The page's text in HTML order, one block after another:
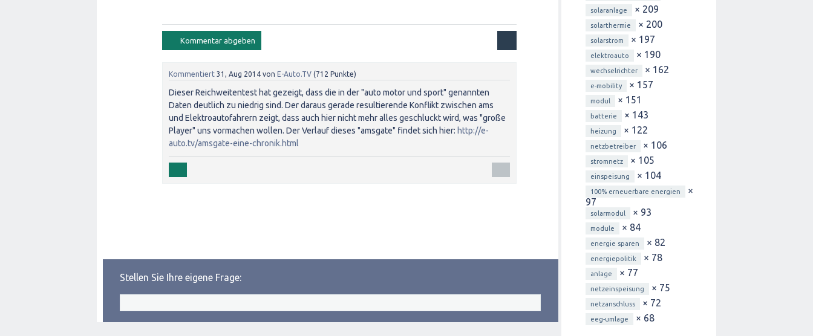
Kommentiert 31, Aug 2014 von E-Auto.TV (712 Punkte)
Dieser Reichweitentest hat gezeigt, dass die in der "auto motor und sport" genannten
Daten deutlich zu niedrig sind. Der daraus gerade resultierende Konflikt zwischen ams
und Elektroautofahrern zeigt, dass auch hier nicht mehr alles geschluckt wird, was "große
Player" uns vormachen wollen. Der Verlauf dieses "amsgate" findet sich hier: http://e-
auto.tv/amsgate-eine-chronik.html
Stellen Sie Ihre eigene Frage:
solaranlage × 209
solarthermie × 200
solarstrom × 197
elektroauto × 190
wechselrichter × 162
e-mobility × 157
modul × 151
batterie × 143
heizung × 122
netzbetreiber × 106
stromnetz × 105
einspeisung × 104
100% erneuerbare energien
×
97
solarmodul × 93
module × 84
energie sparen × 82
energiepolitik × 78
anlage × 77
netzeinspeisung × 75
netzanschluss × 72
eeg-umlage × 68